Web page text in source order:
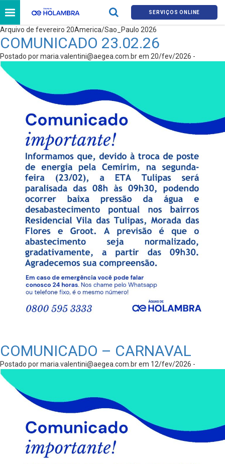
SERVIÇOS ONLINE
Arquivo de fevereiro 20America/Sao_Paulo 2026
COMUNICADO 23.02.26
Postado pormaria.valentini@aegea.com.brem 20/fev/2026 -
COMUNICADO – CARNAVAL
Postado pormaria.valentini@aegea.com.brem 12/fev/2026 -